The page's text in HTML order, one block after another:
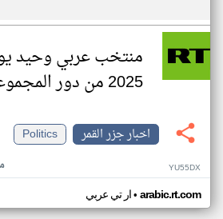
منتخب عربي وحيد
2025 من دور المجموعات
اخبار جزر القمر
Politics
YU55DX
ار تي عربي• arabic.rt.com